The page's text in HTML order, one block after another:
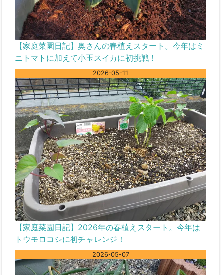
【家庭菜園日記】奥さんの春植えスタート。今年はミ
ニトマトに加えて小玉スイカに初挑戦！
2026-05-11
【家庭菜園日記】2026年の春植えスタート。今年は
トウモロコシに初チャレンジ！
2026-05-07